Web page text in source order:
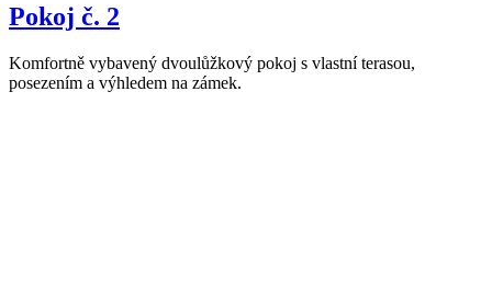
Pokoj č. 2
Komfortně vybavený dvoulůžkový pokoj s vlastní terasou,
posezením a výhledem na zámek.